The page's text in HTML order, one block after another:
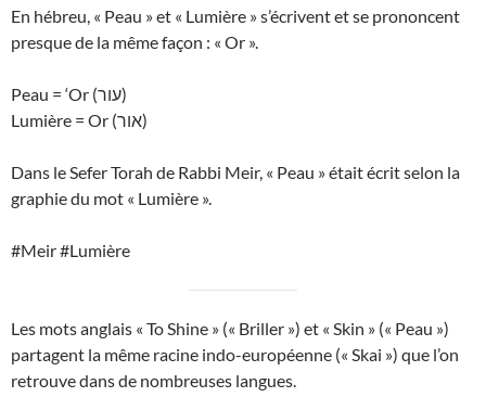
En hébreu, « Peau » et « Lumière » s’écrivent et se prononcent
presque de la même façon : « Or ».
Peau = ‘Or (עור)
Lumière = Or (אור)
Dans le Sefer Torah de Rabbi Meir, « Peau » était écrit selon la
graphie du mot « Lumière ».
#Meir #Lumière
Les mots anglais « To Shine » (« Briller ») et « Skin » (« Peau »)
partagent la même racine indo-européenne (« Skai ») que l’on
retrouve dans de nombreuses langues.